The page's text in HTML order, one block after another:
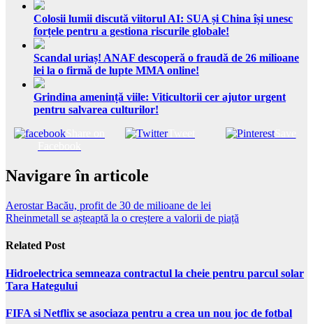
Colosii lumii discută viitorul AI: SUA și China își unesc
forțele pentru a gestiona riscurile globale!
Scandal uriaș! ANAF descoperă o fraudă de 26 milioane
lei la o firmă de lupte MMA online!
Grindina amenință viile: Viticultorii cer ajutor urgent
pentru salvarea culturilor!
Tweet Save
Navigare în articole
Aerostar Bacău, profit de 30 de milioane de lei
Rheinmetall se așteaptă la o creștere a valorii de piață
Related Post
Hidroelectrica semneaza contractul la cheie pentru parcul solar
Tara Hategului
FIFA si Netflix se asociaza pentru a crea un nou joc de fotbal